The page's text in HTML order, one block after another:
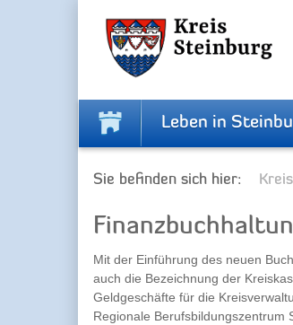
Leben in
Sie befinden sich hier:
Mit der Einführung des neuen
auch die Bezeichnung der
Geldgeschäfte für die
Regionale Berufsbildungszentrum